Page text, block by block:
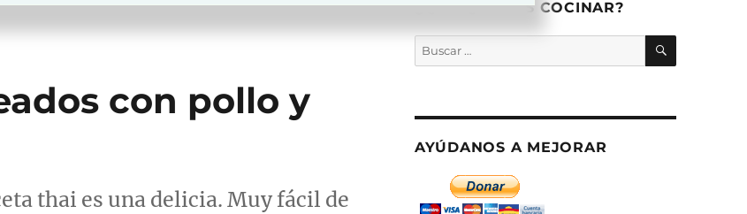
con pollo y
thai es una delicia. Muy fácil de
¿QUÉ QUIERES COCINAR?
Buscar
por:
BUSCAR
AYÚDANOS A MEJORAR